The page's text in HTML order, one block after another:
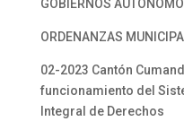
GOBIERNOS
ORDENANZAS
02-2023 Cantón
funcionamiento del
Integral de Derechos